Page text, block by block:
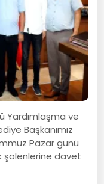
Yardımlaşma ve
Başkanımız
Pazar günü
şölenlerine davet